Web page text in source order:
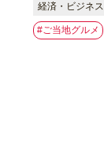
経済・ビジネス
#ご当地グルメ